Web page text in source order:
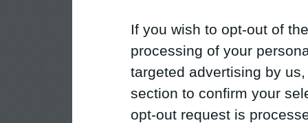
If you wish to opt-out of
processing of your
targeted advertising by
section to confirm your
opt-out request is